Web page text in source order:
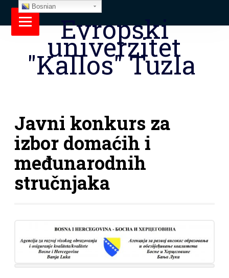
Evropski
univerzitet
"Kallos" Tuzla
Javni konkurs za
izbor domaćih i
međunarodnih
stručnjaka
Bosnian